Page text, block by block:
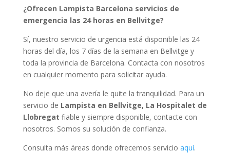
¿Ofrecen Lampista Barcelona servicios de
emergencia las 24 horas en Bellvitge?
Sí, nuestro servicio de urgencia está disponible las 24
horas del día, los 7 días de la semana en Bellvitge y
toda la provincia de Barcelona. Contacta con nosotros
en cualquier momento para solicitar ayuda.
No deje que una avería le quite la tranquilidad. Para un
servicio de Lampista en Bellvitge, La Hospitalet de
Llobregat fiable y siempre disponible, contacte con
nosotros. Somos su solución de confianza.
Consulta más áreas donde ofrecemos servicio aquí.